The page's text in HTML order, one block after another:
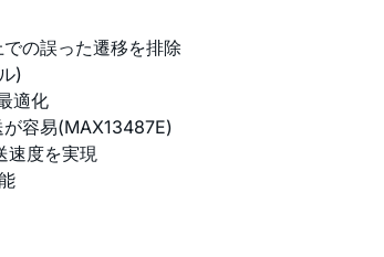
の誤った遷移を排除
)
適化
容易(MAX13487E)
速度を実現